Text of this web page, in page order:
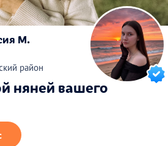
М.
район
няней вашего